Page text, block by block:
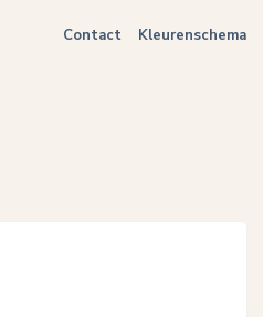
Contact Kleurenschema